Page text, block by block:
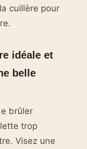
cuillère pour
idéale et
belle
brûler
trop
Visez une